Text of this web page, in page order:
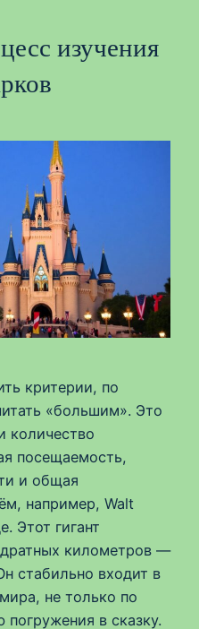
изучения
критерии, по
«большим». Это
количество
посещаемость,
и общая
например, Walt
Этот гигант
километров —
стабильно входит в
не только по
в сказку.